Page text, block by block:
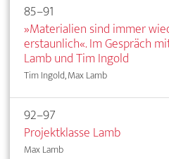
85–91
»Materialien sind immer
erstaunlich«. Im Gespräch
Lamb und Tim Ingold
Tim Ingold, Max Lamb
92–97
Projektklasse Lamb
Max Lamb